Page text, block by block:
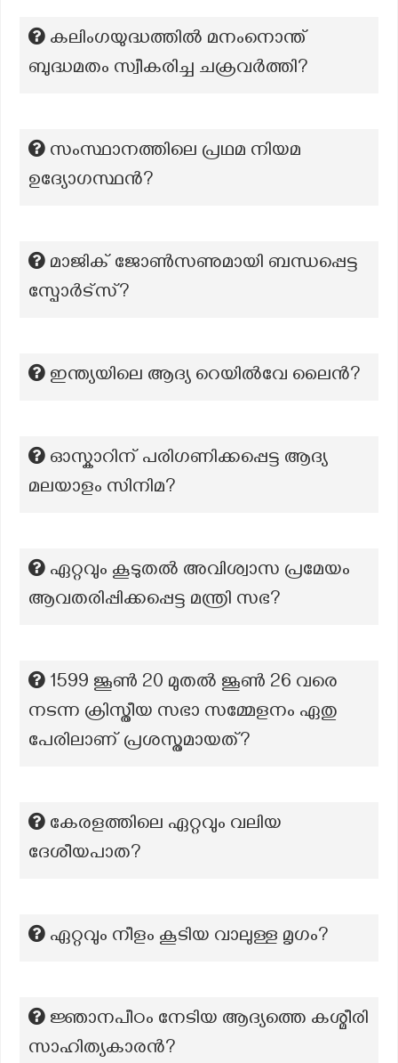
കലിംഗയുദ്ധത്തിൽ മനംനൊന്ത്
ബുദ്ധമതം സ്വീകരിച്ച ചക്രവർത്തി?
സംസ്ഥാനത്തിലെ പ്രഥമ നിയമ
ഉദ്യോഗസ്ഥൻ?
മാജിക് ജോൺസണുമായി ബന്ധപ്പെട്ട
സ്പോർട്സ്?
ഇന്ത്യയിലെ ആദ്യ റെയില്‍വേ ലൈന്‍?
ഓസ്കാറിന് പരിഗണിക്കപ്പെട്ട ആദ്യ
മലയാളം സിനിമ?
ഏറ്റവും കൂടുതല്‍ അവിശ്വാസ പ്രമേയം
ആവതരിപ്പിക്കപ്പെട്ട മന്ത്രി സഭ?
1599 ജൂൺ 20 മുതൽ ജൂൺ 26 വരെ
നടന്ന ക്രിസ്തീയ സഭാ സമ്മേളനം ഏതു
പേരിലാണ് പ്രശസ്തമായത്?
കേരളത്തിലെ ഏറ്റവും വലിയ
ദേശീയപാത?
ഏറ്റവും നീളം കൂടിയ വാലുള്ള മൃഗം?
ജ്ഞാനപീഠം നേടിയ ആദ്യത്തെ കശ്മീരി
സാഹിത്യകാരൻ?